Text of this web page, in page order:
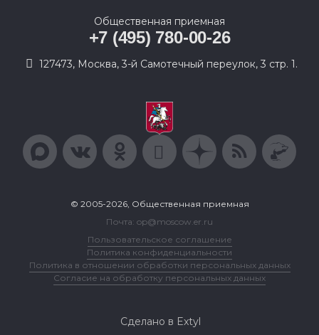
Общественная приемная
+7 (495) 780-00-26
127473, Москва, 3-й Самотечный переулок, 3 стр. 1.
© 2005-2026, Общественная приемная
Почта: op@moscow.er.ru
Пользовательское соглашение
Политика конфиденциальности
Политика в отношении обработки персональных данных
Согласие на обработку персональных данных
Сделано в Extyl